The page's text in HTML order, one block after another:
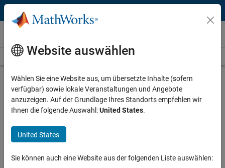
Weiter zum Inhalt
Videos
Videos Home Search
Play
Description
Robot | Mission on Mars Robot
Website auswählen
Wählen Sie eine Website aus, um übersetzte Inhalte (sofern
verfügbar) sowie lokale Veranstaltungen und Angebote
anzuzeigen. Auf der Grundlage Ihres Standorts empfehlen wir
Ihnen die folgende Auswahl:United States.
United States
Sie können auch eine Website aus der folgenden Liste auswählen: